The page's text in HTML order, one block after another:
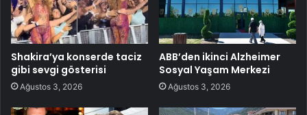
Shakira’ya konserde taciz
gibi sevgi gösterisi
Ağustos 3, 2026
ABB’den ikinci Alzheimer
Sosyal Yaşam Merkezi
Ağustos 3, 2026